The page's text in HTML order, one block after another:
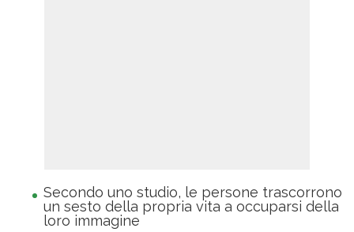
Secondo uno studio, le persone trascorrono
un sesto della propria vita a occuparsi della
loro immagine